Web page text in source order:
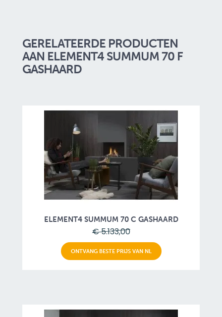
GERELATEERDE PRODUCTEN
AAN ELEMENT4 SUMMUM 70 F
GASHAARD
ELEMENT4 SUMMUM 70 C GASHAARD
€ 5.133,00
ONTVANG BESTE PRIJS VAN NL